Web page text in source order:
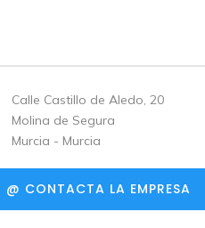
Calle Castillo de Aledo, 20
Molina de Segura
Murcia - Murcia
@ CONTACTA LA EMPRESA